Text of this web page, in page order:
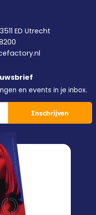
ED Utrecht
en events in je inbox.
Inschrijven